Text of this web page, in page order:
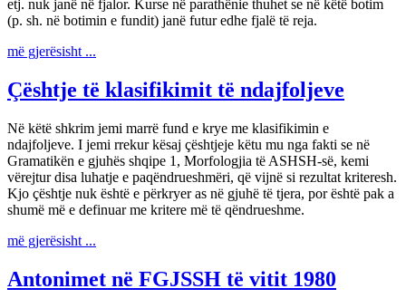
etj. nuk janë në fjalor. Kurse në parathënie thuhet se në këtë botim
(p. sh. në botimin e fundit) janë futur edhe fjalë të reja.
më gjerësisht ...
Çështje të klasifikimit të ndajfoljeve
Në këtë shkrim jemi marrë fund e krye me klasifikimin e
ndajfoljeve. I jemi rrekur kësaj çështjeje këtu mu nga fakti se në
Gramatikën e gjuhës shqipe 1, Morfologjia të ASHSH-së, kemi
vërejtur disa luhatje e paqëndrueshmëri, që vijnë si rezultat kriteresh.
Kjo çështje nuk është e përkryer as në gjuhë të tjera, por është pak a
shumë më e definuar me kritere më të qëndrueshme.
më gjerësisht ...
Antonimet në FGJSSH të vitit 1980